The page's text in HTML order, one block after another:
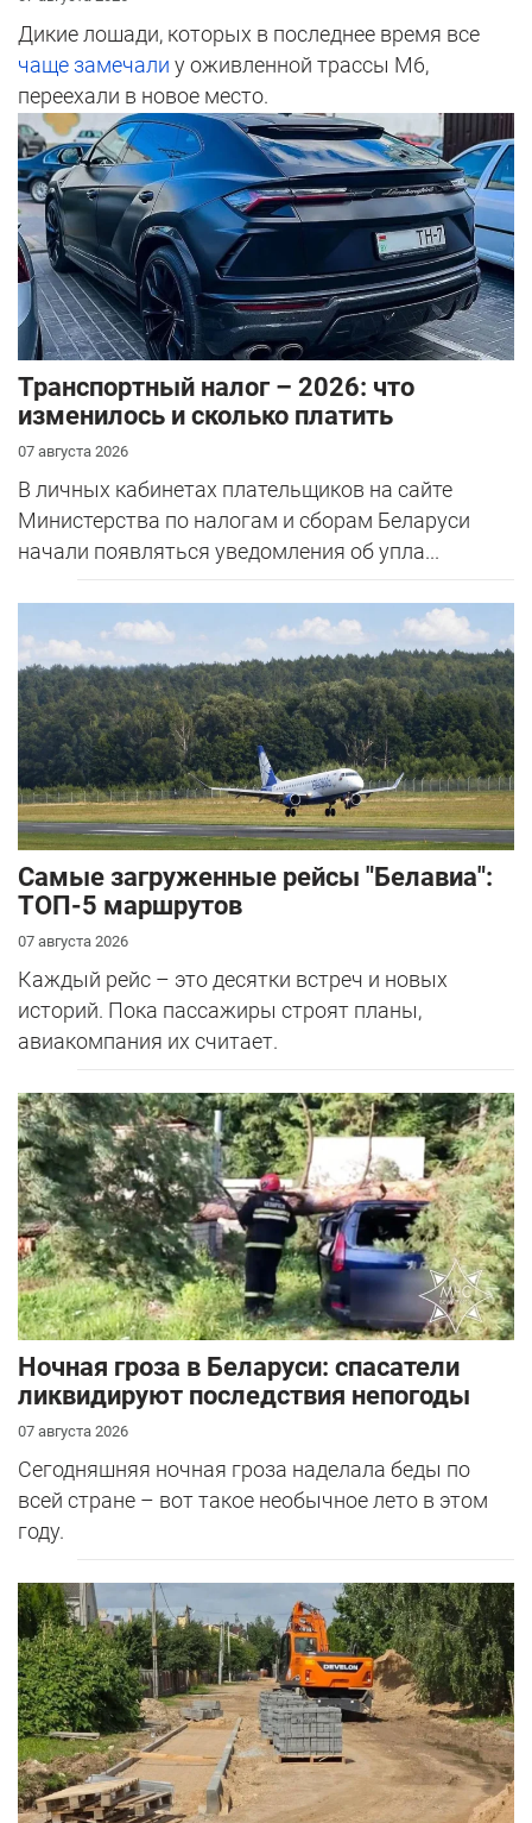
Дикие лошади, которых в последнее время все
чаще замечали у оживленной трассы М6,
переехали в новое место.
Транспортный налог – 2026: что
изменилось и сколько платить
07 августа 2026
В личных кабинетах плательщиков на сайте
Министерства по налогам и сборам Беларуси
начали появляться уведомления об упла...
Самые загруженные рейсы "Белавиа":
ТОП-5 маршрутов
07 августа 2026
Каждый рейс – это десятки встреч и новых
историй. Пока пассажиры строят планы,
авиакомпания их считает.
Ночная гроза в Беларуси: спасатели
ликвидируют последствия непогоды
07 августа 2026
Сегодняшняя ночная гроза наделала беды по
всей стране – вот такое необычное лето в этом
году.